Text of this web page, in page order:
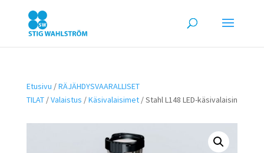
Etusivu /RÄJÄHDYSVAARALLISET
TILAT/Valaistus /Käsivalaisimet/ Stahl L148 LED-käsivalaisin